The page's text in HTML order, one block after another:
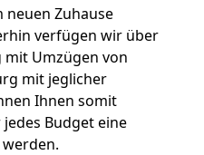
Zuhause
verfügen wir über
Umzügen von
mit jeglicher
Ihnen somit
Budget eine